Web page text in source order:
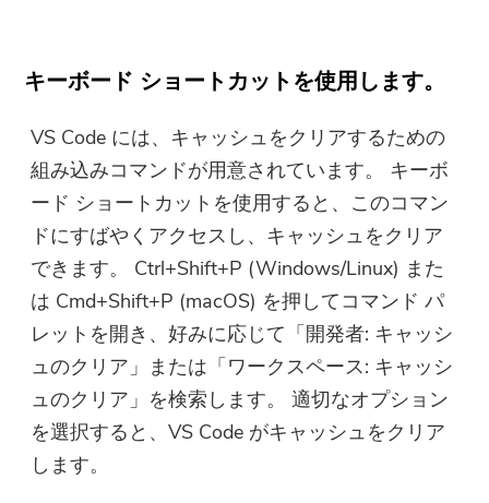
キーボード ショートカットを使用します。
VS Code には、キャッシュをクリアするための
組み込みコマンドが用意されています。 キーボ
ード ショートカットを使用すると、このコマン
ドにすばやくアクセスし、キャッシュをクリア
できます。 Ctrl+Shift+P (Windows/Linux) また
は Cmd+Shift+P (macOS) を押してコマンド パ
レットを開き、好みに応じて「開発者: キャッシ
ュのクリア」または「ワークスペース: キャッシ
ュのクリア」を検索します。 適切なオプション
を選択すると、VS Code がキャッシュをクリア
します。